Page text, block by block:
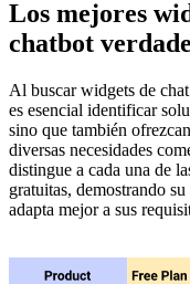
Los mejores
chatbot
Al buscar widgets de
es esencial identificar
sino que también
diversas necesidades
distingue a cada una de
gratuitas, demostrando
adapta mejor a sus